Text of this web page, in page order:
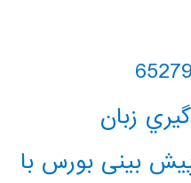
زبان
بینی بورس با